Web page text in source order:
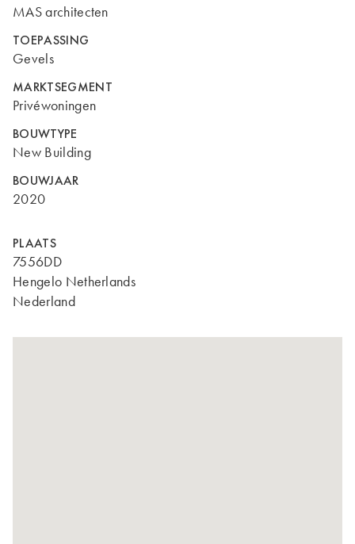
MAS architecten
TOEPASSING
Gevels
MARKTSEGMENT
Privéwoningen
BOUWTYPE
New Building
BOUWJAAR
2020
PLAATS
7556DD
Hengelo Netherlands
Nederland